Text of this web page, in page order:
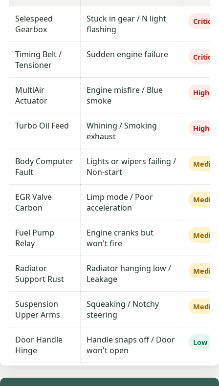
Selespeed
Gearbox
Stuck in gear / N light
flashing
Critical
Timing Belt /
Tensioner
Sudden engine failure Critical
MultiAir
Actuator
Engine misfire / Blue
smoke
High
Turbo Oil Feed
Whining / Smoking
exhaust
High
Body Computer
Fault
Lights or wipers failing /
Non-start
EGR Valve
Carbon
Limp mode / Poor
acceleration
Fuel Pump
Relay
Engine cranks but
won't fire
Radiator
Support Rust
Radiator hanging low /
Leakage
Suspension
Upper Arms
Squeaking / Notchy
steering
Door Handle
Hinge
Handle snaps off / Door
won't open
Low